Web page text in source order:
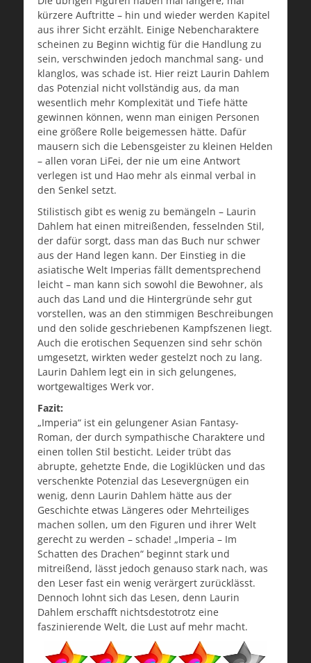
kürzere Auftritte – hin und wieder werden Kapitel
aus ihrer Sicht erzählt. Einige Nebencharaktere
scheinen zu Beginn wichtig für die Handlung zu
sein, verschwinden jedoch manchmal sang- und
klanglos, was schade ist. Hier reizt Laurin Dahlem
das Potenzial nicht vollständig aus, da man
wesentlich mehr Komplexität und Tiefe hätte
gewinnen können, wenn man einigen Personen
eine größere Rolle beigemessen hätte. Dafür
mausern sich die Lebensgeister zu kleinen Helden
– allen voran LiFei, der nie um eine Antwort
verlegen ist und Hao mehr als einmal verbal in
den Senkel setzt.
Stilistisch gibt es wenig zu bemängeln – Laurin
Dahlem hat einen mitreißenden, fesselnden Stil,
der dafür sorgt, dass man das Buch nur schwer
aus der Hand legen kann. Der Einstieg in die
asiatische Welt Imperias fällt dementsprechend
leicht – man kann sich sowohl die Bewohner, als
auch das Land und die Hintergründe sehr gut
vorstellen, was an den stimmigen Beschreibungen
und den solide geschriebenen Kampfszenen liegt.
Auch die erotischen Sequenzen sind sehr schön
umgesetzt, wirkten weder gestelzt noch zu lang.
Laurin Dahlem legt ein in sich gelungenes,
wortgewaltiges Werk vor.
Fazit:
„Imperia“ ist ein gelungener Asian Fantasy-
Roman, der durch sympathische Charaktere und
einen tollen Stil besticht. Leider trübt das
abrupte, gehetzte Ende, die Logiklücken und das
verschenkte Potenzial das Lesevergnügen ein
wenig, denn Laurin Dahlem hätte aus der
Geschichte etwas Längeres oder Mehrteiliges
machen sollen, um den Figuren und ihrer Welt
gerecht zu werden – schade! „Imperia – Im
Schatten des Drachen“ beginnt stark und
mitreißend, lässt jedoch genauso stark nach, was
den Leser fast ein wenig verärgert zurücklässt.
Dennoch lohnt sich das Lesen, denn Laurin
Dahlem erschafft nichtsdestotrotz eine
faszinierende Welt, die Lust auf mehr macht.